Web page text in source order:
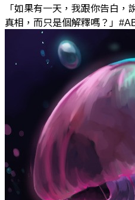
「如果有一天，我跟你告白
真相，而只是個解釋嗎？」